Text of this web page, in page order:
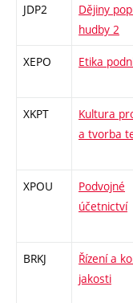
JDP2
Dějiny
hudby 2
XEPO Etika
XKPT
Kultura
a tvorba
XPOU
Podvojné
účetnictví
BRKJ
Řízení a
jakosti